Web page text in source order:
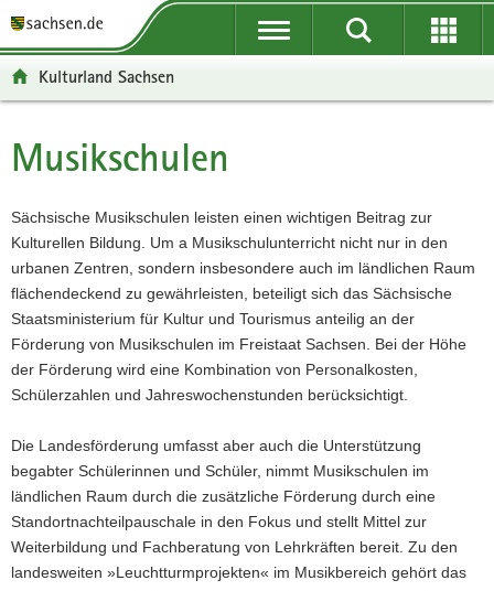
t
ü
e
r
g
r
e
i
f
e
d
e
N
a
v
i
t
n
v
i
g
a
t
i
o
n
p
n
a
l
t
t
-
e
r
e
i
c
h
Kulturland Sachsen
Hauptinhalt
Musikschulen
Sächsische Musikschulen leisten einen wichtigen Beitrag zur
Kulturellen Bildung. Um a Musikschulunterricht nicht nur in den
urbanen Zentren, sondern insbesondere auch im ländlichen Raum
flächendeckend zu gewährleisten, beteiligt sich das Sächsische
Staatsministerium für Kultur und Tourismus anteilig an der
Förderung von Musikschulen im Freistaat Sachsen. Bei der Höhe
der Förderung wird eine Kombination von Personalkosten,
Schülerzahlen und Jahreswochenstunden berücksichtigt.
Die Landesförderung umfasst aber auch die Unterstützung
begabter Schülerinnen und Schüler, nimmt Musikschulen im
ländlichen Raum durch die zusätzliche Förderung durch eine
Standortnachteilpauschale in den Fokus und stellt Mittel zur
Weiterbildung und Fachberatung von Lehrkräften bereit. Zu den
landesweiten »Leuchtturmprojekten« im Musikbereich gehört das